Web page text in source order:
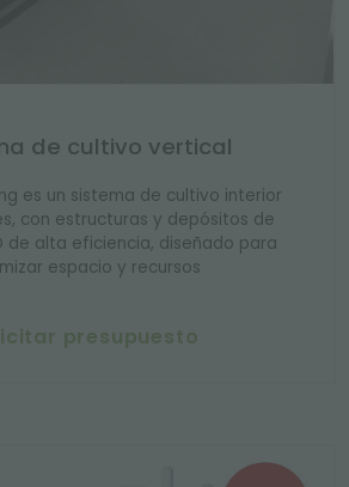
de cultivo vertical
es un sistema de cultivo interior
con estructuras y depósitos de
de alta eficiencia, diseñado para
espacio y recursos
presupuesto